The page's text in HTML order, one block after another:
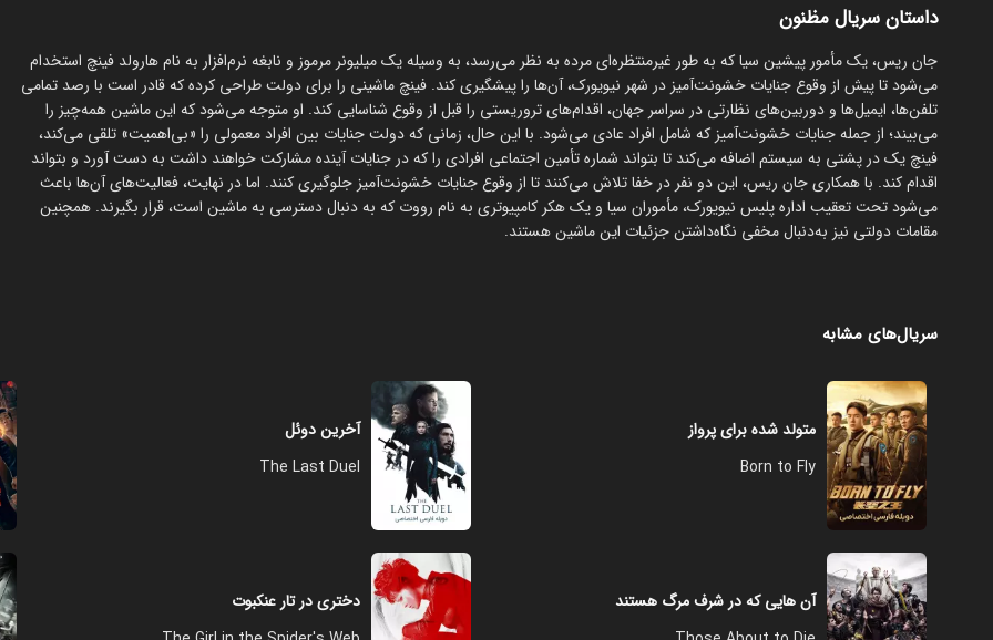
داستان سریال مظنون
جان ریس، یک مأمور پیشین سیا که به طور غیرمنتظره‌ای مرده به نظر می‌رسد، به وسیله یک میلیونر مرموز و نابغه نرم‌افزار به نام هارولد فینچ استخدام
می‌شود تا پیش از وقوع جنایات خشونت‌آمیز در شهر نیویورک، آن‌ها را پیشگیری کند. فینچ ماشینی را برای دولت طراحی کرده که قادر است با رصد تمامی
تلفن‌ها، ایمیل‌ها و دوربین‌های نظارتی در سراسر جهان، اقدام‌های تروریستی را قبل از وقوع شناسایی کند. او متوجه می‌شود که این ماشین همه‌چیز را
می‌بیند؛ از جمله جنایات خشونت‌آمیز که شامل افراد عادی می‌شود. با این حال، زمانی که دولت جنایات بین افراد معمولی را «بی‌اهمیت» تلقی می‌کند،
فینچ یک در پشتی به سیستم اضافه می‌کند تا بتواند شماره تأمین اجتماعی افرادی را که در جنایات آینده مشارکت خواهند داشت به دست آورد و بتواند
اقدام کند. با همکاری جان ریس، این دو نفر در خفا تلاش می‌کنند تا از وقوع جنایات خشونت‌آمیز جلوگیری کنند. اما در نهایت، فعالیت‌های آن‌ها باعث
می‌شود تحت تعقیب اداره پلیس نیویورک، مأموران سیا و یک هکر کامپیوتری به نام رووت که به دنبال دسترسی به ماشین است، قرار بگیرند. همچنین
مقامات دولتی نیز به‌دنبال مخفی نگاه‌داشتن جزئیات این ماشین هستند.
سریال‌های مشابه
متولد شده برای پرواز
Born to Fly
آخرین دوئل
The Last Duel
آن‌ هایی که در شرف مرگ هستند
دختری در تار عنکبوت